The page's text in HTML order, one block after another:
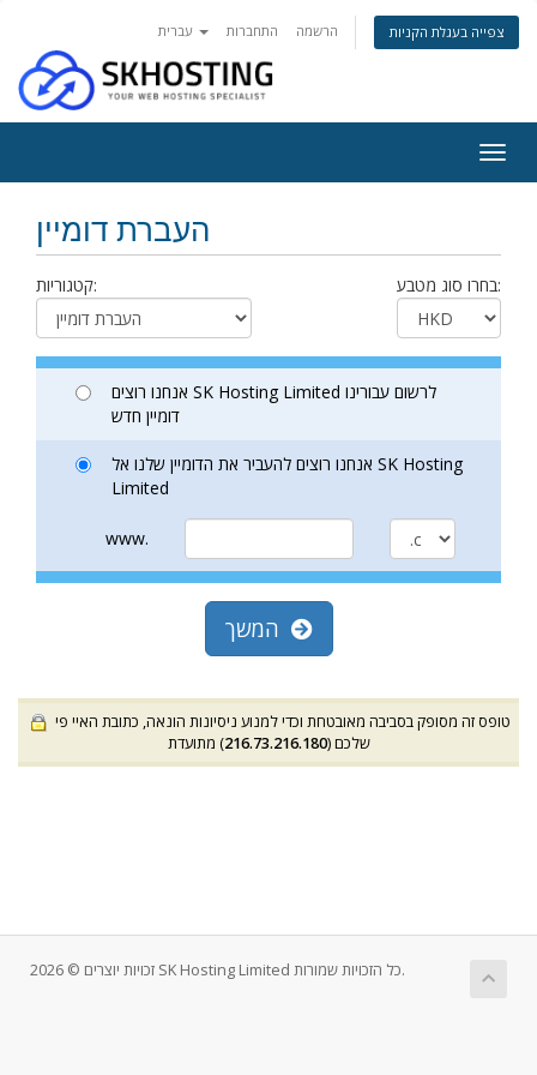
התחברות הרשמה צפייה בעגלת הקניות
העברת דומיין
קטגוריות: בחרו סוג מטבע:
אנחנו רוצים SK Hosting Limited לרשום עבורינו
דומיין חדש
אנחנו רוצים להעביר את הדומיין שלנו אל SK Hosting
Limited
www.
שלכם (216.73.216.180) מתועדת
זכויות יוצרים © 2026 SK Hosting Limited כל הזכויות שמורות.